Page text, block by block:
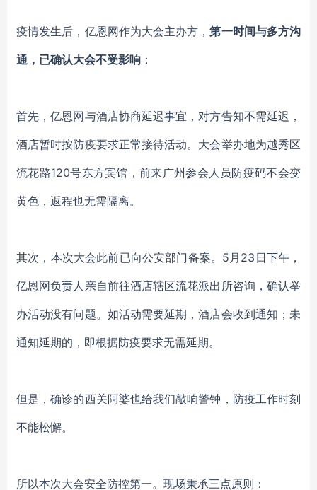
疫情发生后，亿恩网作为大会主办方，第一时间与多方沟
通，已确认大会不受影响 ：
首先，亿恩网与酒店协商延迟事宜，对方告知不需延迟，
酒店暂时按防疫要求正常接待活动。大会举办地为越秀区
流花路120号东方宾馆，前来广州参会人员防疫码不会变
黄色，返程也无需隔离。
其次，本次大会此前已向公安部门备案。 5月23日下午，
亿恩网负责人亲自前往酒店辖区流花派出所咨询，确认举
办活动没有问题。如活动需要延期，酒店会收到通知；未
通知延期的，即根据防疫要求无需延期。
但是，确诊的西关阿婆也给我们敲响警钟，防疫工作时刻
不能松懈。
所以本次大会安全防控第一。现场秉承三点原则：